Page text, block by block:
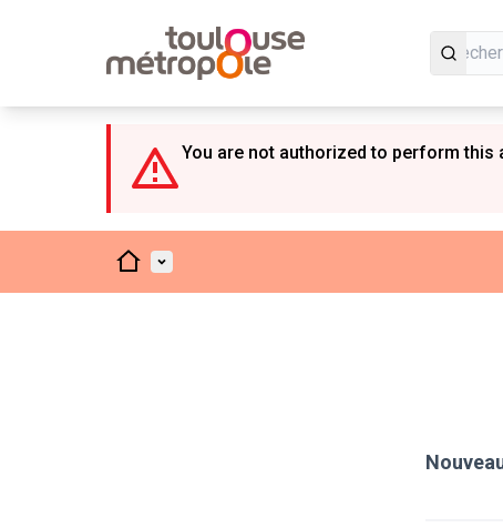
You are not authorized to perform this
AccueilMenu principal